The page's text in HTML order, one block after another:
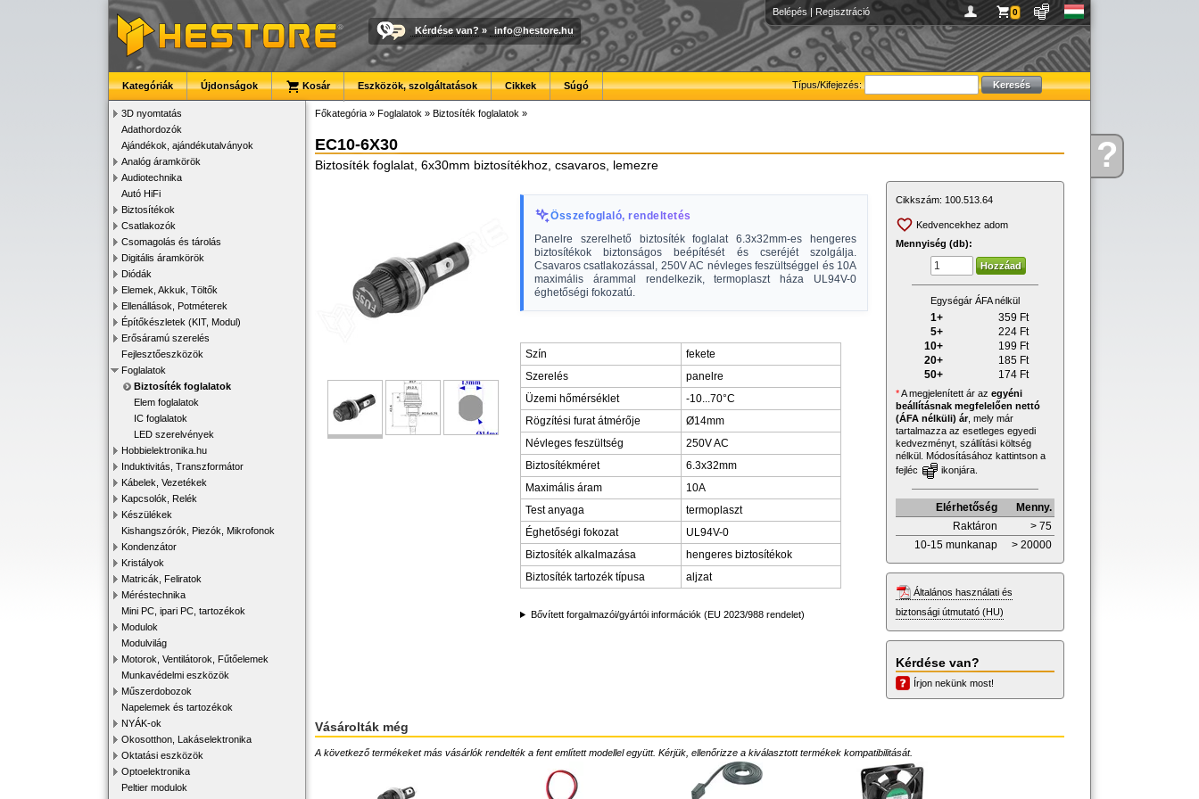
Kérdése?
Belépés | Regisztráció 0
Kérdése van? » info@hestore.hu
Típus/Kifejezés:
Kategóriák Újdonságok Kosár Eszközök, szolgáltatások Cikkek Súgó
3D nyomtatás
Adathordozók
Ajándékok, ajándékutalványok
Analóg áramkörök
Audiotechnika
Autó HiFi
Biztosítékok
Csatlakozók
Csomagolás és tárolás
Digitális áramkörök
Diódák
Elemek, Akkuk, Töltők
Ellenállások, Potméterek
Építőkészletek (KIT, Modul)
Erősáramú szerelés
Fejlesztőeszközök
Foglalatok
Biztosíték foglalatok
Elem foglalatok
IC foglalatok
LED szerelvények
Hobbielektronika.hu
Induktivitás, Transzformátor
Kábelek, Vezetékek
Kapcsolók, Relék
Készülékek
Kishangszórók, Piezók, Mikrofonok
Kondenzátor
Kristályok
Matricák, Feliratok
Méréstechnika
Mini PC, ipari PC, tartozékok
Modulok
Modulvilág
Motorok, Ventilátorok, Fűtőelemek
Munkavédelmi eszközök
Műszerdobozok
Napelemek és tartozékok
NYÁK-ok
Okosotthon, Lakáselektronika
Oktatási eszközök
Optoelektronika
Peltier modulok
Főkategória » Foglalatok » Biztosíték foglalatok »
EC10-6X30
Biztosíték foglalat, 6x30mm biztosítékhoz, csavaros, lemezre
Összefoglaló, rendeltetés
Panelre szerelhető biztosíték foglalat 6.3x32mm-es hengeres
biztosítékok biztonságos beépítését és cseréjét szolgálja.
Csavaros csatlakozással, 250V AC névleges feszültséggel és 10A
maximális árammal rendelkezik, termoplaszt háza UL94V-0
éghetőségi fokozatú.
Szín
fekete
Szerelés
panelre
Üzemi hőmérséklet
-10...70°C
Rögzítési furat átmérője
Ø14mm
Névleges feszültség
250V AC
Biztosítékméret
6.3x32mm
Maximális áram
10A
Test anyaga
termoplaszt
Éghetőségi fokozat
UL94V-0
Biztosíték alkalmazása
hengeres biztosítékok
Biztosíték tartozék típusa
aljzat
Bővített forgalmazói/gyártói információk (EU 2023/988 rendelet)
Cikkszám: 100.513.64
Kedvencekhez adom
Mennyiség (db):
Egységár ÁFA nélkül
1+ 359 Ft
5+
224 Ft
10+
199 Ft
20+
185 Ft
50+
174 Ft
*A megjelenített ár az egyéni
beállításnak megfelelően nettó
(ÁFA nélküli) ár, mely már
tartalmazza az esetleges egyedi
kedvezményt, szállítási költség
nélkül. Módosításához kattintson a
fejléc
ikonjára.
Elérhetőség
Menny.
Raktáron
> 75
10-15 munkanap
> 20000
Általános használati és
biztonsági útmutató (HU)
Kérdése van?
Írjon nekünk most!
Vásárolták még
A következő termékeket más vásárlók rendelték a fent említett modellel együtt. Kérjük, ellenőrizze a kiválasztott termékek kompatibilitását.